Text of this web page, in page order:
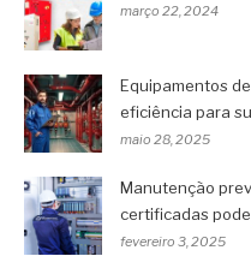
março 22, 2024
Equipamentos
eficiência para
maio 28, 2025
Manutenção
certificadas
fevereiro 3, 2025